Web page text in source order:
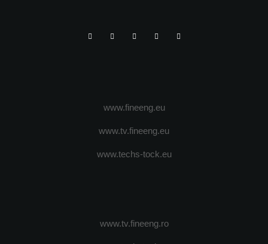
www.fineeng.eu
www.tv.fineeng.eu
www.techs-tock.eu
www.tv.fineeng.ro